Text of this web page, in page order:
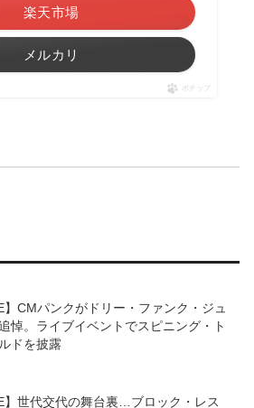
楽天市場
メルカリ
ポチップ
】CMパンクがドリー・ファンク・ジュ
悼。ライブイベントでスピニング・ト
ドを披露
】世代交代の舞台裏…ブロック・レス